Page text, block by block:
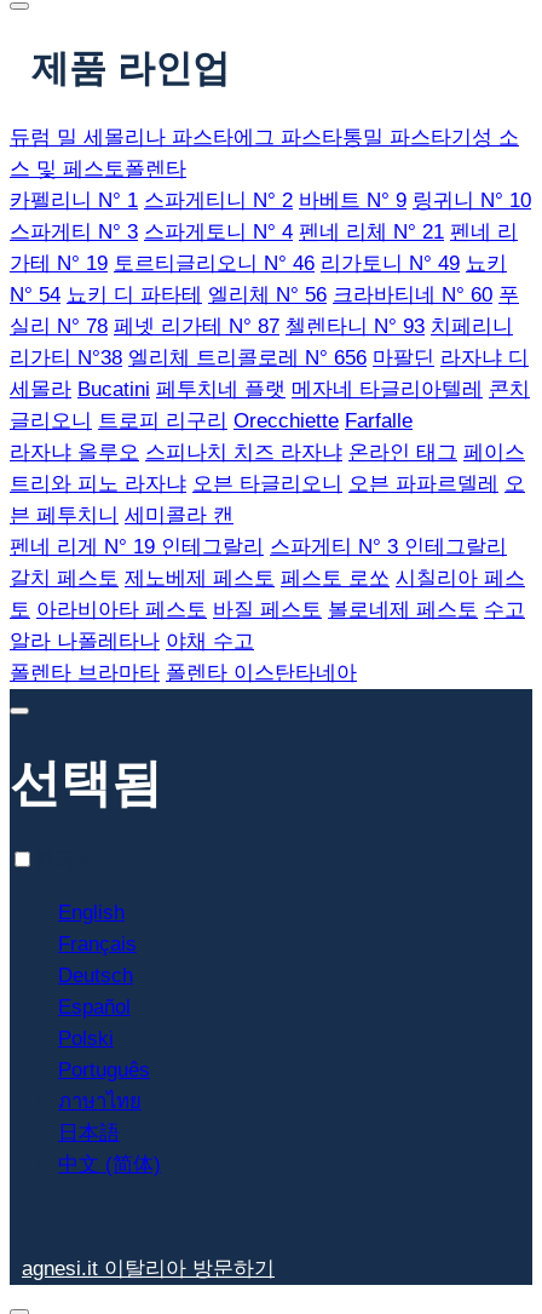
제품 라인업
듀럼 밀 세몰리나 파스타에그 파스타통밀 파스타기성 소
스 및 페스토폴렌타
카펠리니 N° 1 스파게티니 N° 2 바베트 N° 9 링귀니 N° 10
스파게티 N° 3 스파게토니 N° 4 펜네 리체 N° 21 펜네 리
가테 N° 19 토르티글리오니 N° 46 리가토니 N° 49 뇨키
N° 54 뇨키 디 파타테 엘리체 N° 56 크라바티네 N° 60 푸
실리 N° 78 페넷 리가테 N° 87 첼렌타니 N° 93 치페리니
리가티 N°38 엘리체 트리콜로레 N° 656 마팔딘 라자냐 디
세몰라 Bucatini 페투치네 플랫 메자네 타글리아텔레
콘치
글리오니 트로피 리구리 Orecchiette Farfalle
라자냐 올루오 스피나치 치즈 라자냐 온라인 태그 페이스
트리와 피노 라자냐 오븐 타글리오니 오븐 파파르델레
오
븐 페투치니 세미콜라 캔
펜네 리게 N° 19 인테그랄리 스파게티 N° 3 인테그랄리
갈치 페스토 제노베제 페스토 페스토 로쏘 시칠리아 페스
토 아라비아타 페스토 바질 페스토 볼로네제 페스토 수고
알라 나폴레타나 야채 수고
폴렌타 브라마타 폴렌타 이스탄타네아
선택됨
English
Français
Deutsch
Español
Polski
Português
ภาษาไทย
日本語
中文 (简体)
agnesi.it 이탈리아 방문하기